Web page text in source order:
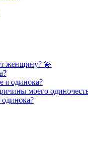
женщину? 💫
я одинока?
моего